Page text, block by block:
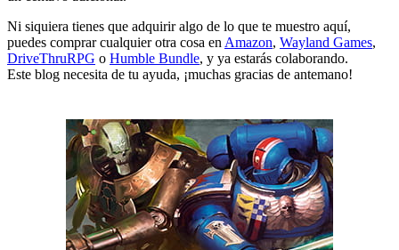
Ni siquiera tienes que adquirir algo de lo que te muestro aquí,
puedes comprar cualquier otra cosa en Amazon, Wayland Games,
DriveThruRPG o Humble Bundle, y ya estarás colaborando.
Este blog necesita de tu ayuda, ¡muchas gracias de antemano!